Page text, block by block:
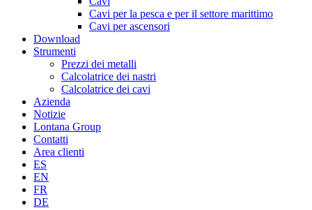
Cavi per la pesca e per il settore marittimo
Cavi per ascensori
Download
Strumenti
Prezzi dei metalli
Calcolatrice dei nastri
Calcolatrice dei cavi
Azienda
Notizie
Lontana Group
Contatti
Area clienti
ES
EN
FR
DE